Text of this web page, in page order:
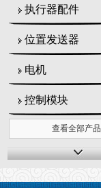
执行器配件
位置发送器
电机
控制模块
查看全部产品